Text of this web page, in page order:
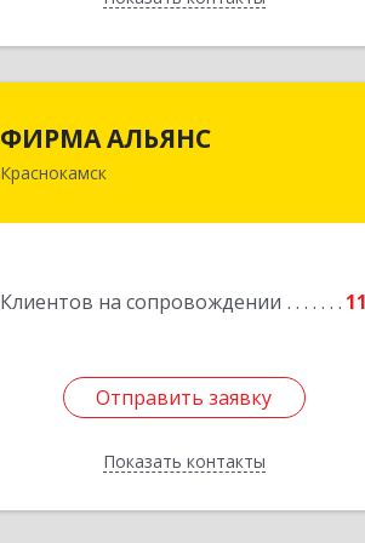
ФИРМА АЛЬЯНС
Краснокамск
Клиентов на сопровождении 11
Отправить заявку
Показать контакты
Отправить заявку
Назад